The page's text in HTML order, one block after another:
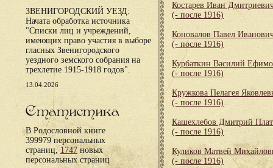
ЗВЕНИГОРОДСКИЙ УЕЗД:
Начата обработка источника
"Списки лиц и учреждений,
имеющих право участия в выборе
гласных Звенигородского
уездного земского собрания на
трехлетие 1915-1918 годов".
13.04.2026
Статистика
В Родословной книге
399979 персональных
страниц, 1747 новых
персональных страниц
Костарев Иван
(- после 1916)
Коновалов Павел
(- после 1916)
Курбаткин Василий
(- после 1916)
Кружкова Пелагея
(- после 1916)
Кашехлебов Дмитрий
(- после 1916)
Куликов Матвей
(- после 1916)